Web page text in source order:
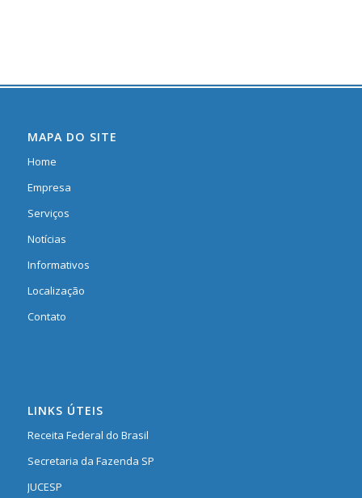
MAPA DO SITE
Home
Empresa
Serviços
Notícias
Informativos
Localização
Contato
LINKS ÚTEIS
Receita Federal do Brasil
Secretaria da Fazenda SP
JUCESP